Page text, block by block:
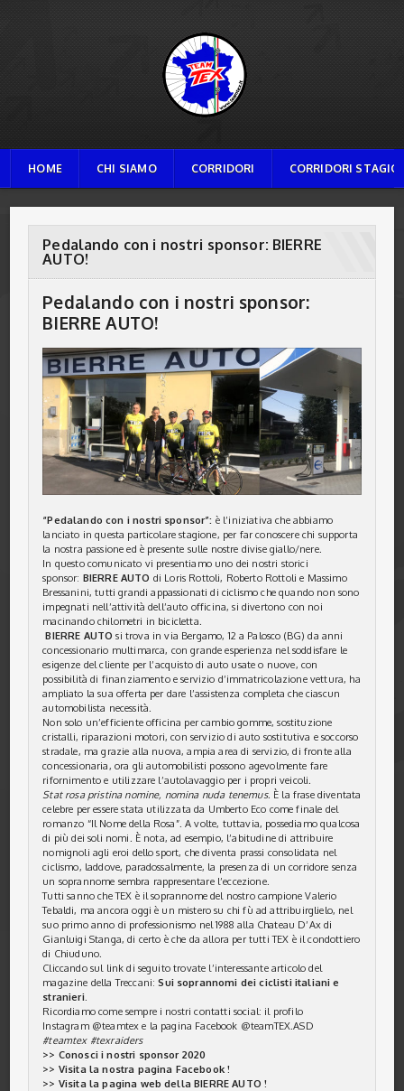
TEAM TEX
HOME CHI SIAMO CORRIDORI CORRIDORI
Pedalando con i nostri sponsor: BIERRE
AUTO!
Pedalando con i nostri sponsor:
BIERRE AUTO!
“Pedalando con i nostri sponsor”: è l’iniziativa che abbiamo
lanciato in questa particolare stagione, per far conoscere chi supporta
la nostra passione ed è presente sulle nostre divise giallo/nere.
In questo comunicato vi presentiamo uno dei nostri storici
sponsor: BIERRE AUTO di Loris Rottoli, Roberto Rottoli e Massimo
Bressanini, tutti grandiappassionati di ciclismo che quando non sono
impegnati nell’attività dell’auto officina, si divertono con noi
macinando chilometri in bicicletta.
BIERRE AUTO si trova in via Bergamo, 12 a Palosco (BG) da anni
concessionario multimarca, con grande esperienza nel soddisfare le
esigenze del cliente per l’acquisto di auto usate o nuove, con
possibilità di finanziamento e servizio d’immatricolazione vettura, ha
ampliato la sua offerta per dare l’assistenza completa che ciascun
automobilista necessità.
Non solo un’efficiente officina per cambio gomme, sostituzione
cristalli, riparazioni motori, con servizio di auto sostitutiva e soccorso
stradale, ma grazie alla nuova, ampia area di servizio, di fronte alla
concessionaria, ora gli automobilisti possono agevolmente fare
rifornimento e utilizzare l’autolavaggio per i propri veicoli.
Stat rosa pristina nomine, nomina nuda tenemus. È la frase diventata
celebre per essere stata utilizzata da Umberto Eco come finale del
romanzo “Il Nome della Rosa”. A volte, tuttavia, possediamo qualcosa
di più dei soli nomi. È nota, ad esempio, l’abitudine di attribuire
nomignoli agli eroi dello sport, che diventa prassi consolidata nel
ciclismo, laddove, paradossalmente, la presenza di un corridore senza
un soprannome sembra rappresentare l’eccezione.
Tutti sanno che TEX è il soprannome del nostro campione Valerio
Tebaldi, ma ancora oggi è un mistero su chi fù ad attribuirglielo, nel
suo primo anno di professionismo nel 1988 alla Chateau D’Ax di
Gianluigi Stanga, di certo è che da allora per tutti TEX è il condottiero
di Chiuduno.
Cliccando sul link di seguito trovate l’interessante articolo del
magazine della Treccani:Sui soprannomi dei ciclisti italiani e
stranieri.
Ricordiamo come sempre i nostri contatti social: il profilo
Instagram @teamtex e la pagina Facebook @teamTEX.ASD
#teamtex #texraiders
>> Conosci i nostri sponsor 2020
>> Visita la nostra pagina Facebook !
>> Visita la pagina web della BIERRE AUTO !